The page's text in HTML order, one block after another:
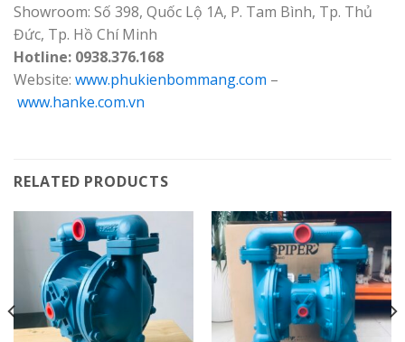
Showroom: Số 398, Quốc Lộ 1A, P. Tam Bình, Tp. Thủ
Đức, Tp. Hồ Chí Minh
Hotline: 0938.376.168
Website: www.phukienbommang.com –
www.hanke.com.vn
RELATED PRODUCTS